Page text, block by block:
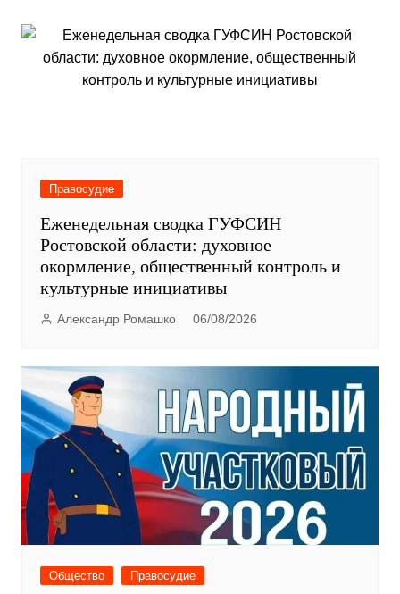
Правосудие
Еженедельная сводка ГУФСИН
Ростовской области: духовное
окормление, общественный контроль и
культурные инициативы
Александр Ромашко 06/08/2026
Общество Правосудие